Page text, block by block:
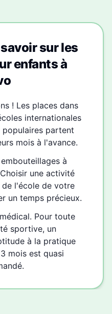
sur les
enfants à
! Les places dans
internationales
populaires partent
mois à l'avance.
à
une activité
l'école de votre
un temps précieux.
Pour toute
sportive, un
à la pratique
mois est quasi